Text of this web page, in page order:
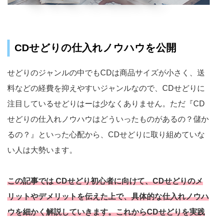
CDせどりの仕入れノウハウを公開
せどりのジャンルの中でもCDは商品サイズが小さく、送
料などの経費を抑えやすいジャンルなので、CDせどりに
注目しているせどりはーは少なくありません。ただ『CD
せどりの仕入れノウハウはどういったものがあるの？儲か
るの？』といった心配から、CDせどりに取り組めていな
い人は大勢います。
この記事では CDせどり初心者に向けて、CDせどりのメ
リットやデメリットを伝えた上で、具体的な仕入れノウハ
ウを細かく解説していきます。これからCDせどりを実践